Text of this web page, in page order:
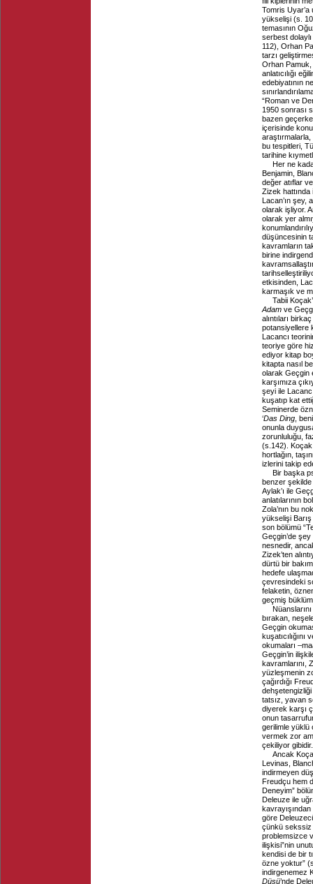
Tomris Uyar’a
yükselişi (s.
temasının
serbest
112), Orhan
tarzı
Orhan Pamuk,
anlatıcılığı
edebiyatının
“Roman ve
1950 sonrası
bazen
içerisinde
araştırmalarla,
bu tespitleri,
tarihine
Her ne
Benjamin,
değer atıflar
Zizek
Lacan’ın şey,
olarak işliyor.
olarak yer
düşüncesinin
kavramların
birine
etkisinden,
karmaşık ve
Tabii
Adam ve
alıntıları
potansiyellere
Lacancı
teoriye göre
ediyor kitap
kitapta nasıl
olarak Geçgin
karşımıza
şeyi ile
kuşatıp kat
Seminerde
‘Das Ding ,
onunla
zorunluluğu,
(s.142).
hortlağın,
izlerini takip
Bir başka
benzer şekilde
Aylak’ı ile
anlatılarının
Zola’nın bu
yükselişi Barış
son bölümü
Geçgin’de şey
nesnedir,
Zizek’ten
dürtü bir
hedefe
çevresindeki
felaketin,
geçmiş
bırakan,
Geçgin
okumaları
Geçgin’in
kavramlarını,
yüzleşmenin
çağırdığı
dehşetengizliği
tatsız, yavan
diyerek karşı
onun
gerilimle yüklü
vermek zor
çekiliyor gibidir.
Ancak
Levinas,
indirmeyen
Freudçu hem
Deneyim”
Deleuze ile
göre
çünkü sekssiz
problemsizce
ilişkisi”nin
kendisi de bir
özne yoktur”
indirgenemez
Düşü’nde